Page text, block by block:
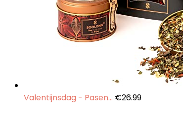
Valentijnsdag - Pasen… €26.99